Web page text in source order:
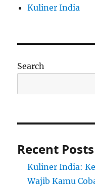
Kuliner India
Search
Recent Posts
Kuliner India:
Wajib Kamu